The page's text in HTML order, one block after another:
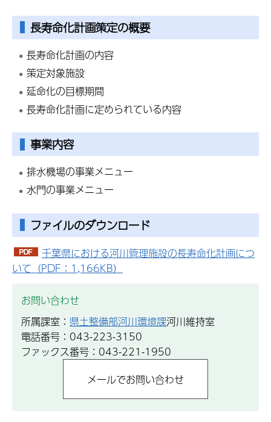
長寿命化計画策定の概要
長寿命化計画の内容
策定対象施設
延命化の目標期間
長寿命化計画に定められている内容
事業内容
排水機場の事業メニュー
水門の事業メニュー
ファイルのダウンロード
千葉県における河川管理施設の長寿命化計画につ
いて（PDF：1,166KB）
お問い合わせ
所属課室： 県土整備部河川環境課河川維持室
電話番号：043-223-3150
ファックス番号：043-221-1950